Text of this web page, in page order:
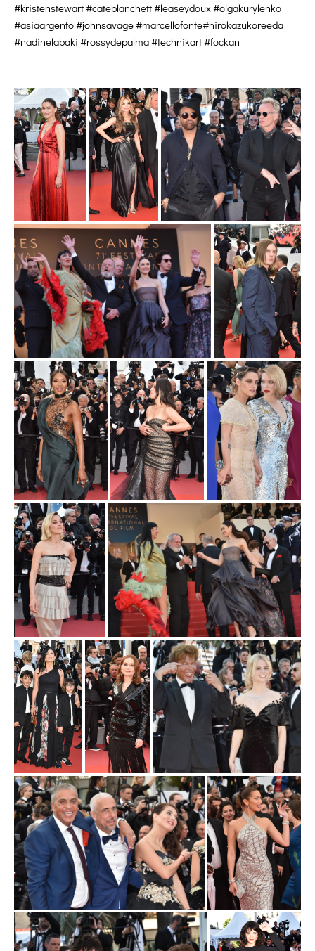
#kristenstewart #cateblanchett #leaseydoux #olgakurylenko
#asiaargento #johnsavage #marcellofonte#hirokazukoreeda
#nadinelabaki #rossydepalma #technikart #fockan